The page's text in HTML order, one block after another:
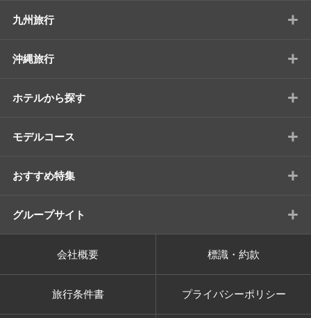
九州旅行 +
沖縄旅行 +
ホテルから探す +
モデルコース +
おすすめ特集 +
グループサイト +
会社概要 標識・約款
旅行条件書 プライバシーポリシー